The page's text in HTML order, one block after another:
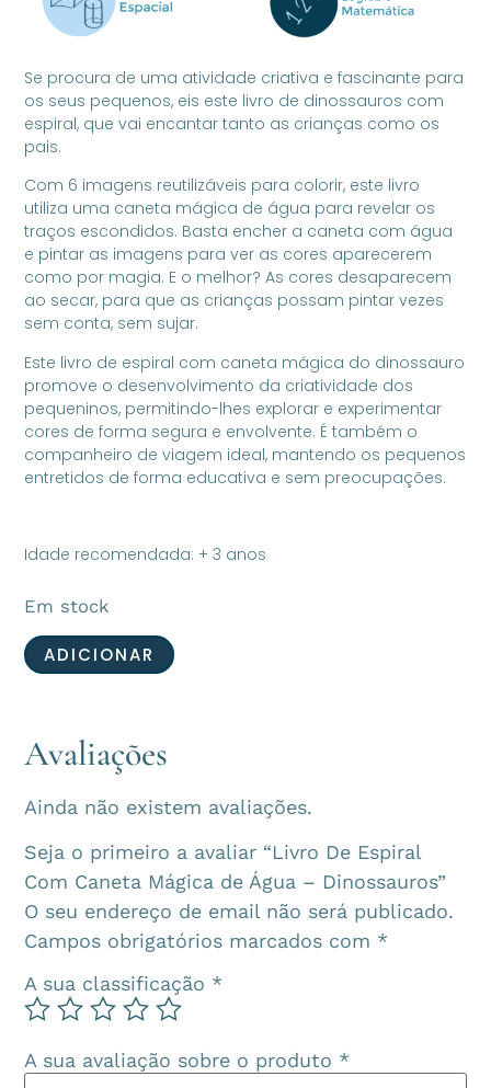
Se procura de uma atividade criativa e fascinante para
os seus pequenos, eis este livro de dinossauros com
espiral, que vai encantar tanto as crianças como os
pais.
Com 6 imagens reutilizáveis para colorir, este livro
utiliza uma caneta mágica de água para revelar os
traços escondidos. Basta encher a caneta com água
e pintar as imagens para ver as cores aparecerem
como por magia. E o melhor? As cores desaparecem
ao secar, para que as crianças possam pintar vezes
sem conta, sem sujar.
Este livro de espiral com caneta mágica do dinossauro
promove o desenvolvimento da criatividade dos
pequeninos, permitindo-lhes explorar e experimentar
cores de forma segura e envolvente. É também o
companheiro de viagem ideal, mantendo os pequenos
entretidos de forma educativa e sem preocupações.
Idade recomendada: + 3 anos
Em stock
ADICIONAR
Avaliações
Ainda não existem avaliações.
Seja o primeiro a avaliar “Livro De Espiral
Com Caneta Mágica de Água – Dinossauros”
O seu endereço de email não será publicado.
Campos obrigatórios marcados com *
A sua classificação *
A sua avaliação sobre o produto *